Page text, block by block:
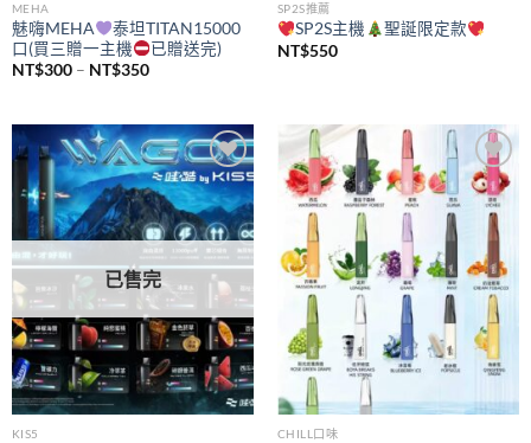
MEHA
魅嗨MEHA
泰坦TITAN15000
口(買三贈一主機
已贈送完)
NT$300 – NT$350價
NT$300
到
NT$350
SP2S推薦
SP2S主機
聖誕限定款
NT$550
Add to
wishlist
已售完
KIS5
Add to
wishlist
CHILL口味